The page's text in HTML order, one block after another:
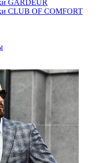
GARDEUR
CLUB OF COMFORT